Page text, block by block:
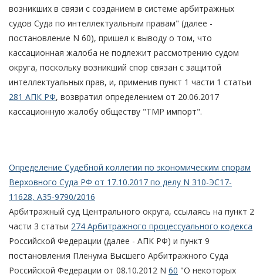
возникших в связи с созданием в системе арбитражных
судов Суда по интеллектуальным правам" (далее -
постановление N 60), пришел к выводу о том, что
кассационная жалоба не подлежит рассмотрению судом
округа, поскольку возникший спор связан с защитой
интеллектуальных прав, и, применив пункт 1 части 1 статьи
281 АПК РФ, возвратил определением от 20.06.2017
кассационную жалобу обществу "ТМР импорт".
Определение Судебной коллегии по экономическим спорам
Верховного Суда РФ от 17.10.2017 по делу N 310-ЭС17-
11628, А35-9790/2016
Арбитражный суд Центрального округа, ссылаясь на пункт 2
части 3 статьи 274 Арбитражного процессуального кодекса
Российской Федерации (далее - АПК РФ) и пункт 9
постановления Пленума Высшего Арбитражного Суда
Российской Федерации от 08.10.2012 N 60 "О некоторых